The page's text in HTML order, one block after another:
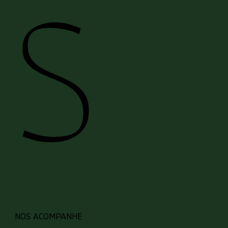
S
NOS ACOMPANHE